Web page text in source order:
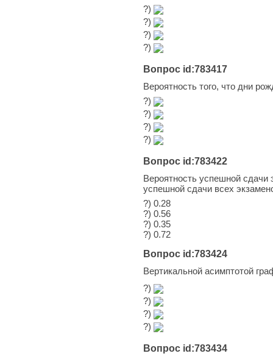
?)
?)
?)
?)
Вопрос id:783417
Вероятность того, что дни
?)
?)
?)
?)
Вопрос id:783422
Вероятность успешной сдачи
успешной сдачи всех
?) 0.28
?) 0.56
?) 0.35
?) 0.72
Вопрос id:783424
Вертикальной асимптотой
?)
?)
?)
?)
Вопрос id:783434